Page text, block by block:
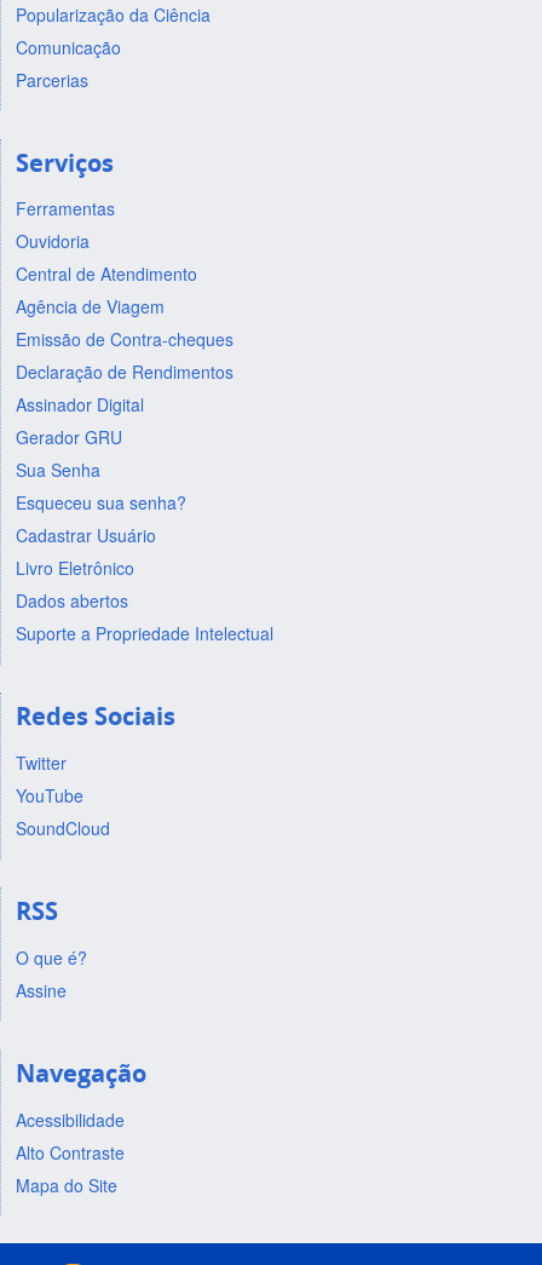
Popularização da Ciência
Comunicação
Parcerias
Serviços
Ferramentas
Ouvidoria
Central de Atendimento
Agência de Viagem
Emissão de Contra-cheques
Declaração de Rendimentos
Assinador Digital
Gerador GRU
Sua Senha
Esqueceu sua senha?
Cadastrar Usuário
Livro Eletrônico
Dados abertos
Suporte a Propriedade Intelectual
Redes Sociais
Twitter
YouTube
SoundCloud
RSS
O que é?
Assine
Navegação
Acessibilidade
Alto Contraste
Mapa do Site